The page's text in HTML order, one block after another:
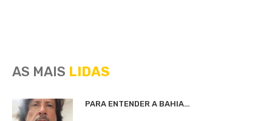
AS MAIS LIDAS
PARA ENTENDER A BAHIA…